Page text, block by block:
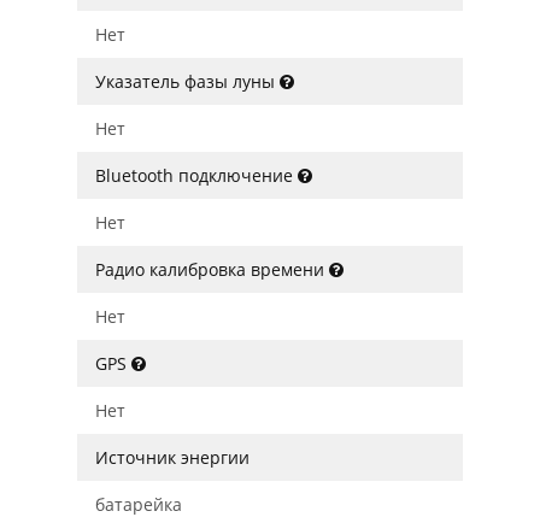
Нет
Указатель фазы луны
Нет
Bluetooth подключение
Нет
Радио калибровка времени
Нет
GPS
Нет
Источник энергии
батарейка